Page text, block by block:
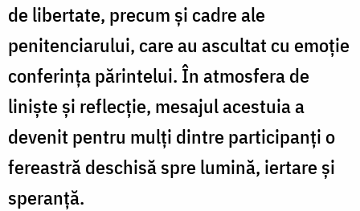
la
Penitenciarul
Iași
de libertate, precum și cadre ale
penitenciarului, care au ascultat cu emoție
conferința părintelui. În atmosfera de
liniște și reflecție, mesajul acestuia a
devenit pentru mulți dintre participanți o
fereastră deschisă spre lumină, iertare și
speranță.